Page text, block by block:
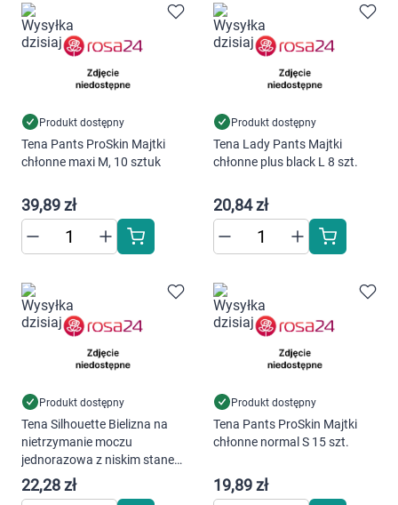
"Ustawienia" lub możesz zaakceptować
ustawienia wszystkich cookies klikając
AKCEPTUJĘ WSZYSTKIE
AKCEPTUJĘ WSZYSTKIE
Produkt dostępny
Tena Pants ProSkin Majtki
chłonne maxi M, 10 sztuk
39,89 zł
Produkt dostępny
Tena Lady Pants Majtki
chłonne plus black L 8 szt.
20,84 zł
Produkt dostępny
Tena Silhouette Bielizna na
nietrzymanie moczu
jednorazowa z niskim stanem
white L PLUS - majtki chłonne
10 sztuk
22,28 zł
Produkt dostępny
Tena Pants ProSkin Majtki
chłonne normal S 15 szt.
19,89 zł